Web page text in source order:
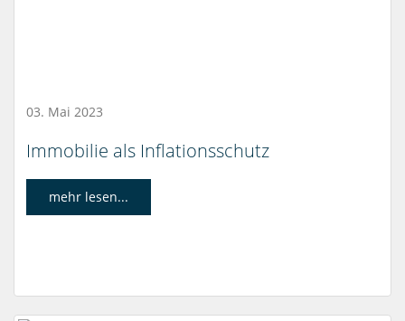
03. Mai 2023
Immobilie als Inflationsschutz
mehr lesen...